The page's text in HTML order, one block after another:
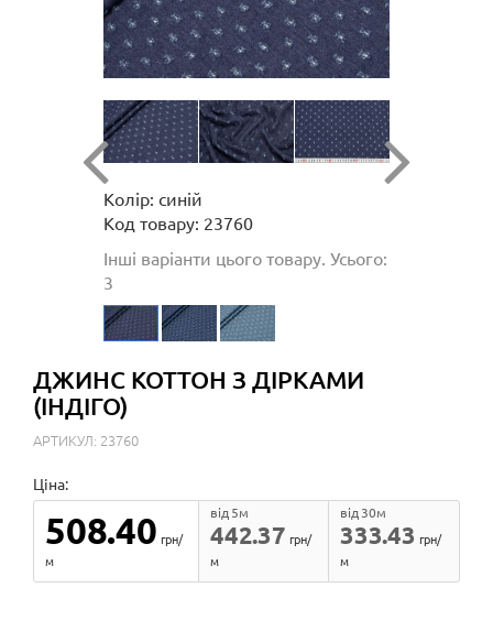
Колір: синій
Код товару: 23760
Інші варіанти цього товару. Усього:
3
ДЖИНС КОТТОН З ДІРКАМИ
(ІНДІГО)
АРТИКУЛ: 23760
Ціна:
508.40 грн/
м
442.37
від 5м
грн/
м
333.43
від 30м
грн/
м